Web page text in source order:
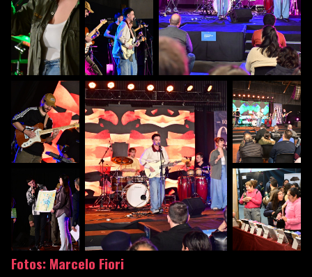
Fotos: Marcelo Fiori